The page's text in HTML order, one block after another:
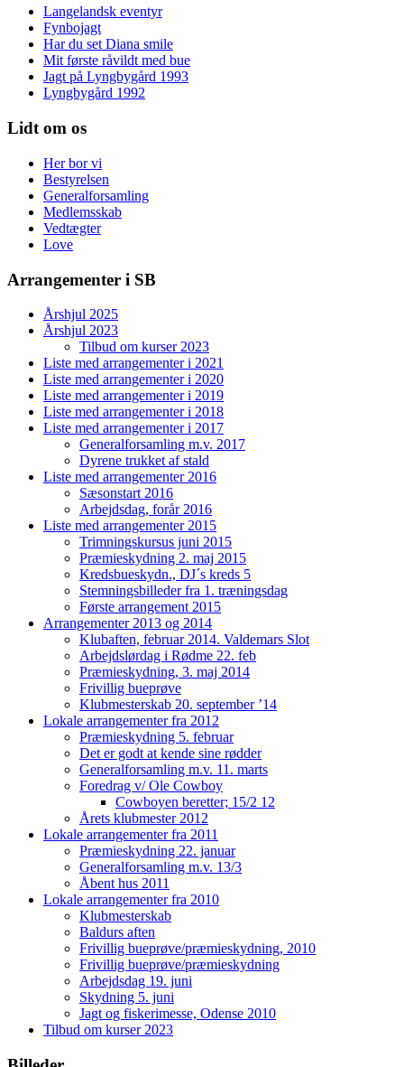
Langelandsk eventyr
Fynbojagt
Har du set Diana smile
Mit første råvildt med bue
Jagt på Lyngbygård 1993
Lyngbygård 1992
Lidt om os
Her bor vi
Bestyrelsen
Generalforsamling
Medlemsskab
Vedtægter
Love
Arrangementer i SB
Årshjul 2025
Årshjul 2023
Tilbud om kurser 2023
Liste med arrangementer i 2021
Liste med arrangementer i 2020
Liste med arrangementer i 2019
Liste med arrangementer i 2018
Liste med arrangementer i 2017
Generalforsamling m.v. 2017
Dyrene trukket af stald
Liste med arrangementer 2016
Sæsonstart 2016
Arbejdsdag, forår 2016
Liste med arrangementer 2015
Trimningskursus juni 2015
Præmieskydning 2. maj 2015
Kredsbueskydn., DJ´s kreds 5
Stemningsbilleder fra 1. træningsdag
Første arrangement 2015
Arrangementer 2013 og 2014
Klubaften, februar 2014. Valdemars Slot
Arbejdslørdag i Rødme 22. feb
Præmieskydning, 3. maj 2014
Frivillig bueprøve
Klubmesterskab 20. september ’14
Lokale arrangementer fra 2012
Præmieskydning 5. februar
Det er godt at kende sine rødder
Generalforsamling m.v. 11. marts
Foredrag v/ Ole Cowboy
Cowboyen beretter; 15/2 12
Årets klubmester 2012
Lokale arrangementer fra 2011
Præmieskydning 22. januar
Generalforsamling m.v. 13/3
Åbent hus 2011
Lokale arrangementer fra 2010
Klubmesterskab
Baldurs aften
Frivillig bueprøve/præmieskydning, 2010
Frivillig bueprøve/præmieskydning
Arbejdsdag 19. juni
Skydning 5. juni
Jagt og fiskerimesse, Odense 2010
Tilbud om kurser 2023